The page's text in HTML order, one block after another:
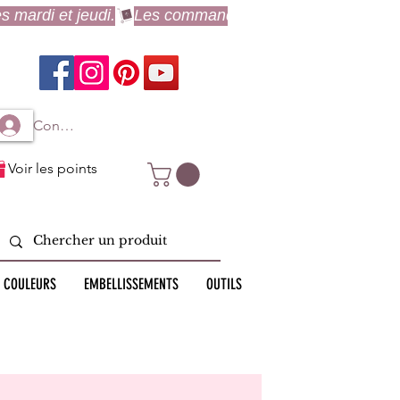
Connexion à mon compte
Voir les points
EMBELLISSEMENTS OUTILS